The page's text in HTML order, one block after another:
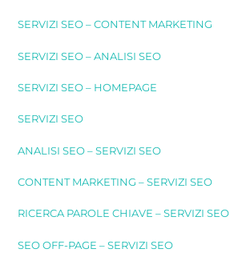
SERVIZI SEO – CONTENT MARKETING
SERVIZI SEO – ANALISI SEO
SERVIZI SEO – HOMEPAGE
SERVIZI SEO
ANALISI SEO – SERVIZI SEO
CONTENT MARKETING – SERVIZI SEO
RICERCA PAROLE CHIAVE – SERVIZI SEO
SEO OFF-PAGE – SERVIZI SEO